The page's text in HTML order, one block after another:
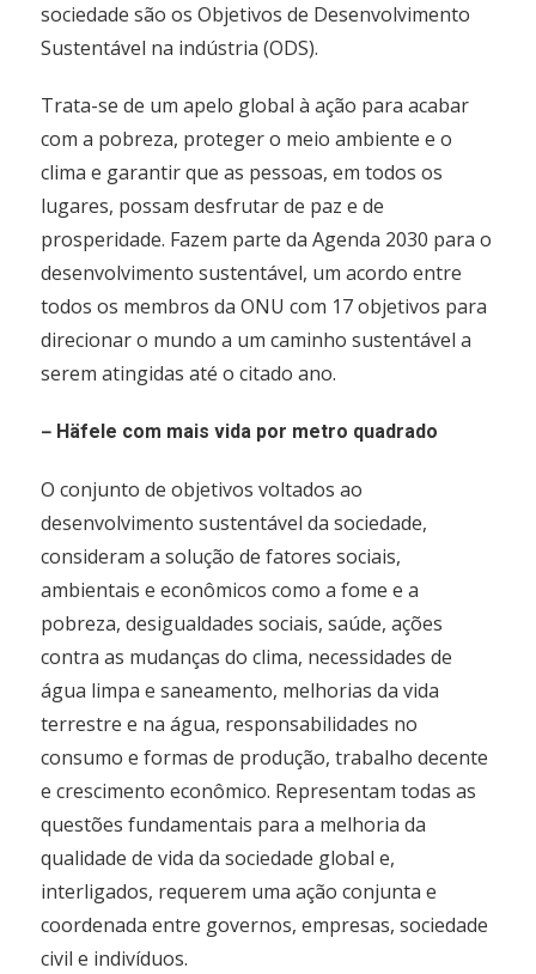
sociedade são os Objetivos de Desenvolvimento
Sustentável na indústria (ODS).
Trata-se de um apelo global à ação para acabar
com a pobreza, proteger o meio ambiente e o
clima e garantir que as pessoas, em todos os
lugares, possam desfrutar de paz e de
prosperidade. Fazem parte da Agenda 2030 para o
desenvolvimento sustentável, um acordo entre
todos os membros da ONU com 17 objetivos para
direcionar o mundo a um caminho sustentável a
serem atingidas até o citado ano.
– Häfele com mais vida por metro quadrado
O conjunto de objetivos voltados ao
desenvolvimento sustentável da sociedade,
consideram a solução de fatores sociais,
ambientais e econômicos como a fome e a
pobreza, desigualdades sociais, saúde, ações
contra as mudanças do clima, necessidades de
água limpa e saneamento, melhorias da vida
terrestre e na água, responsabilidades no
consumo e formas de produção, trabalho decente
e crescimento econômico. Representam todas as
questões fundamentais para a melhoria da
qualidade de vida da sociedade global e,
interligados, requerem uma ação conjunta e
coordenada entre governos, empresas, sociedade
civil e indivíduos.